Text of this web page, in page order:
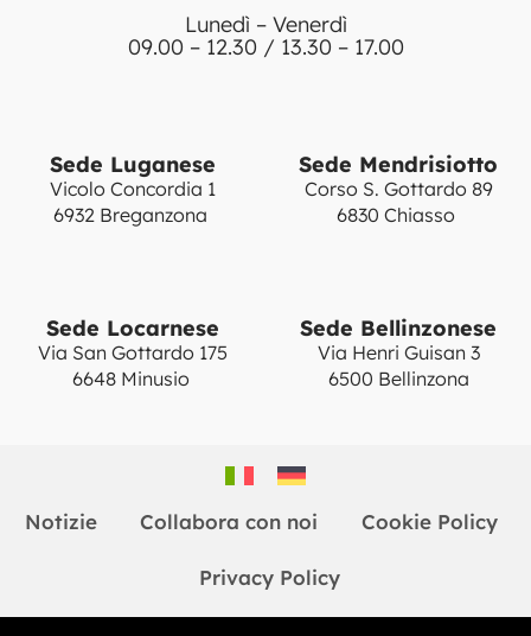
Lunedì – Venerdì
09.00 – 12.30 / 13.30 – 17.00
Sede Luganese
Vicolo Concordia 1
6932 Breganzona
Sede Mendrisiotto
Corso S. Gottardo 89
6830 Chiasso
Sede Locarnese
Via San Gottardo 175
6648 Minusio
Sede Bellinzonese
Via Henri Guisan 3
6500 Bellinzona
Notizie Collabora con noi Cookie Policy
Privacy Policy